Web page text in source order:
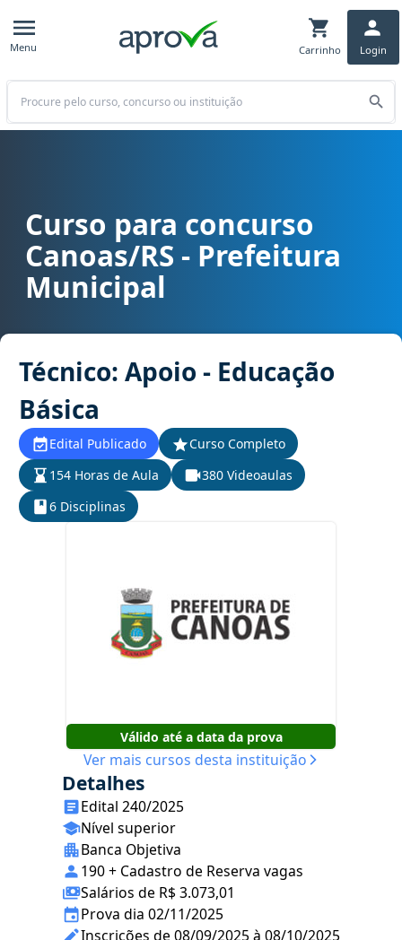
Menu Carrinho Login
Buscar
Curso para concurso Canoas/RS - Prefeitura Municipal cargo
Curso para concurso
Canoas/RS - Prefeitura
Municipal
Técnico: Apoio - Educação
Básica
Edital Publicado
Curso Completo
154 Horas de Aula
380 Videoaulas
6 Disciplinas
Válido até a data da prova
Ver mais cursos desta instituição
Detalhes
Edital 240/2025
Nível superior
Banca Objetiva
190 + Cadastro de Reserva vagas
Salários de R$ 3.073,01
Prova dia 02/11/2025
Inscrições de 08/09/2025 à 08/10/2025